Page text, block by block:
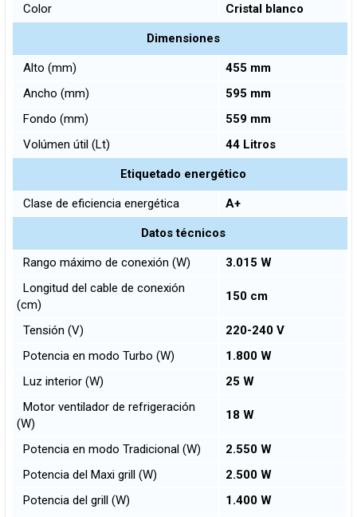
Color
Cristal blanco
Dimensiones
Alto (mm)
455 mm
Ancho (mm)
595 mm
Fondo (mm)
559 mm
Volúmen útil (Lt)
44 Litros
Etiquetado energético
Clase de eficiencia energética A+
Datos técnicos
Rango máximo de conexión (W)
3.015 W
Longitud del cable de conexión
(cm)
150 cm
Tensión (V)
220-240 V
Potencia en modo Turbo (W)
1.800 W
Luz interior (W)
25 W
Motor ventilador de refrigeración
(W)
18 W
Potencia en modo Tradicional (W)
2.550 W
Potencia del Maxi grill (W)
2.500 W
Potencia del grill (W)
1.400 W